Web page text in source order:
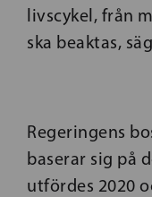
livscykel, från
ska beaktas,
Regeringens
baserar sig på
utfördes 2020